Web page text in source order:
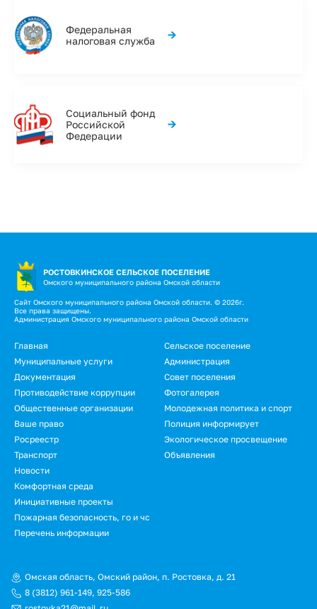
Федеральная
налоговая служба
→
Социальный фонд
Российской
Федерации
→
РОСТОВКИНСКОЕ СЕЛЬСКОЕ ПОСЕЛЕНИЕ
Омского муниципального района Омской области
Сайт Омского муниципального района Омской области. © 2026г.
Все права защищены.
Администрация Омского муниципального района Омской области
Подвал
Главная
Сельское поселение
Муниципальные услуги
Администрация
Документация
Совет поселения
Противодействие коррупции
Фотогалерея
Общественные организации
Молодежная политика и спорт
Ваше право
Полиция информирует
Росреестр
Экологическое просвещение
Транспорт
Объявления
Новости
Омская область, Омский район, п. Ростовка, д. 21
8 (3812) 961-149, 925-586
Подвал.
Дополнительное
меню
Комфортная среда
Инициативные проекты
Пожарная безопасность, го и чс
Перечень информации